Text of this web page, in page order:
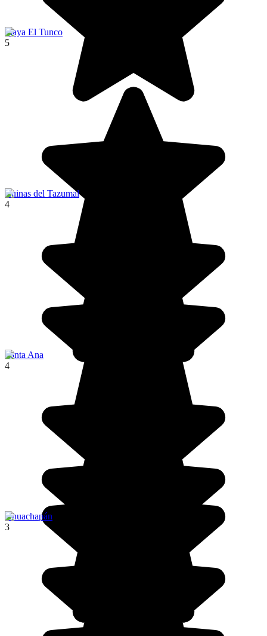
Playa El Tunco
5
Ruinas del Tazumal
4
Santa Ana
4
Ahuachapán
3